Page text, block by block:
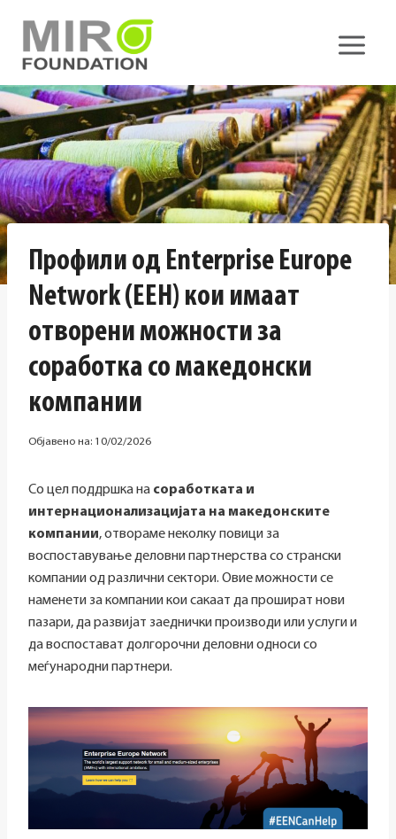
content
Профили од Enterprise Europe
Network (ЕЕН) кои имаат
отворени можности за
соработка со македонски
компании
Објавено на: 10/02/2026
Со цел поддршка на соработката и
интернационализацијата на македонските
компании, отвораме неколку повици за
воспоставување деловни партнерства со странски
компании од различни сектори. Овие можности се
наменети за компании кои сакаат да прошират нови
пазари, да развијат заеднички производи или услуги и
да воспостават долгорочни деловни односи со
меѓународни партнери.